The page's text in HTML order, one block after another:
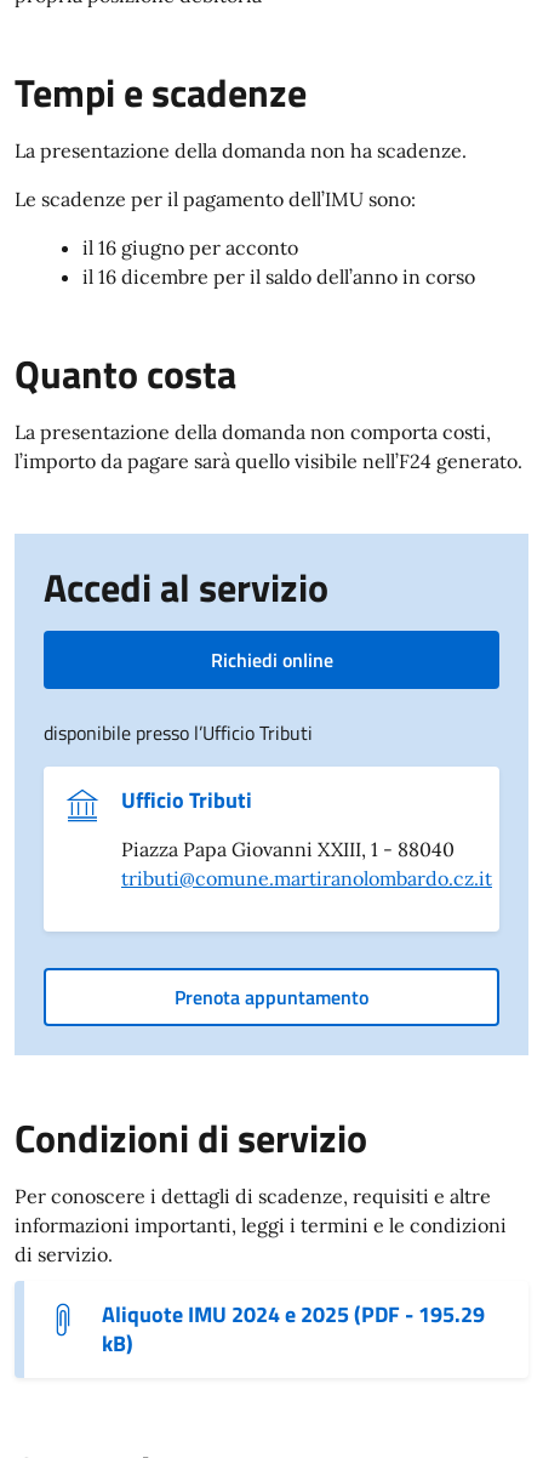
Tempi e scadenze
La presentazione della domanda non ha scadenze.
Le scadenze per il pagamento dell’IMU sono:
il 16 giugno per acconto
il 16 dicembre per il saldo dell’anno in corso
Quanto costa
La presentazione della domanda non comporta costi,
l’importo da pagare sarà quello visibile nell’F24 generato.
Accedi al servizio
Richiedi online
disponibile presso l’Ufficio Tributi
Ufficio Tributi
Piazza Papa Giovanni XXIII, 1 - 88040
tributi@comune.martiranolombardo.cz.it
Prenota appuntamento
Condizioni di servizio
Per conoscere i dettagli di scadenze, requisiti e altre
informazioni importanti, leggi i termini e le condizioni
di servizio.
Aliquote IMU 2024 e 2025 (PDF - 195.29
kB)